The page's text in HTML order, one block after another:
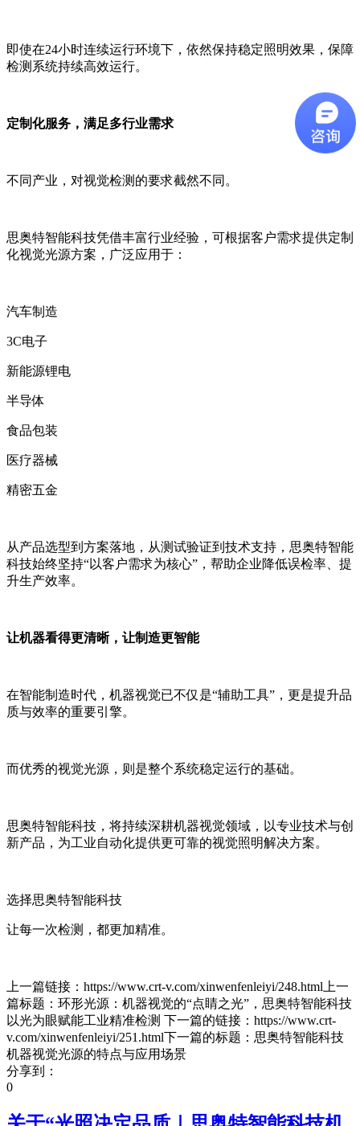
即使在24小时连续运行环境下，依然保持稳定照明效果，保障
检测系统持续高效运行。
定制化服务，满足多行业需求
不同产业，对视觉检测的要求截然不同。
思奥特智能科技凭借丰富行业经验，可根据客户需求提供定制
化视觉光源方案，广泛应用于：
汽车制造
3C电子
新能源锂电
半导体
食品包装
医疗器械
精密五金
从产品选型到方案落地，从测试验证到技术支持，思奥特智能
科技始终坚持“以客户需求为核心”，帮助企业降低误检率、提
升生产效率。
让机器看得更清晰，让制造更智能
在智能制造时代，机器视觉已不仅是“辅助工具”，更是提升品
质与效率的重要引擎。
而优秀的视觉光源，则是整个系统稳定运行的基础。
思奥特智能科技，将持续深耕机器视觉领域，以专业技术与创
新产品，为工业自动化提供更可靠的视觉照明解决方案。
选择思奥特智能科技
让每一次检测，都更加精准。
上一篇链接：https://www.crt-v.com/xinwenfenleiyi/248.html上一
篇标题：环形光源：机器视觉的“点睛之光”，思奥特智能科技
以光为眼赋能工业精准检测 下一篇的链接：https://www.crt-
v.com/xinwenfenleiyi/251.html下一篇的标题：思奥特智能科技
机器视觉光源的特点与应用场景
分享到：
0